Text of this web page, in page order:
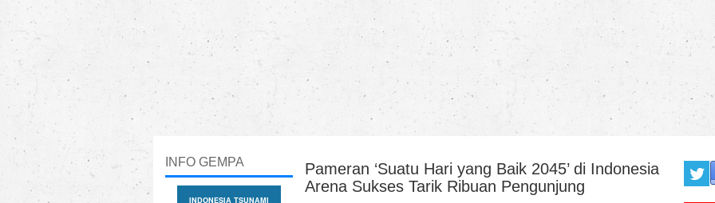
Pameran ‘Suatu Hari yang Baik 2045’ di Indonesia
Arena Sukses Tarik Ribuan Pengunjung
INFO GEMPA